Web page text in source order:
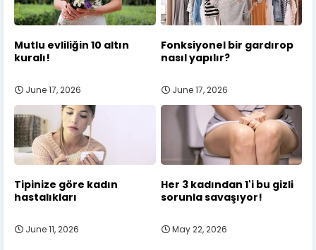
Mutlu evliliğin 10 altın
kuralı!
June 17, 2026
Fonksiyonel bir gardırop
nasıl yapılır?
June 17, 2026
Tipinize göre kadın
hastalıkları
June 11, 2026
Her 3 kadından 1'i bu gizli
sorunla savaşıyor!
May 22, 2026